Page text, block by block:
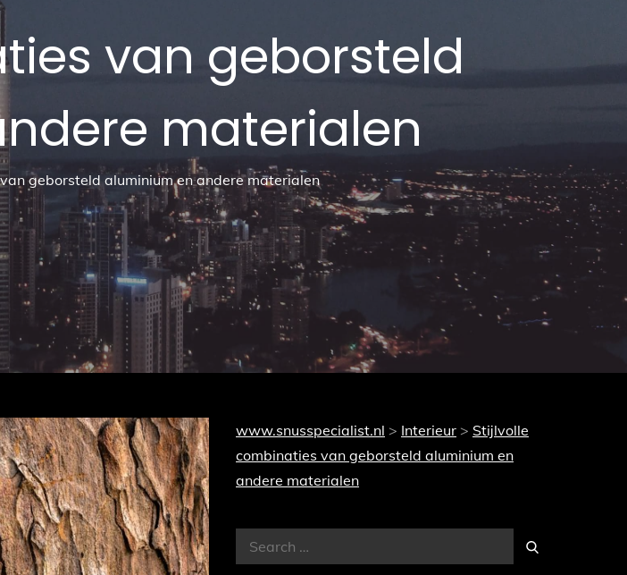
van geborsteld
materialen
geborsteld aluminium en andere materialen
www.snusspecialist.nl > Interieur > Stijlvolle
combinaties van geborsteld aluminium en
andere materialen
Search
for:
Search